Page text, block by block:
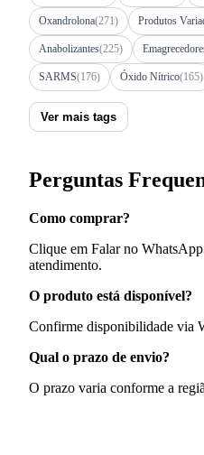
Oxandrolona(271) Produtos
Anabolizantes(225)
SARMS(176) Óxido Nítrico(165)
Ver mais tags
Perguntas
Como comprar?
Clique em Falar no
atendimento.
O produto está disponível?
Confirme disponibilidade via
Qual o prazo de envio?
O prazo varia conforme a